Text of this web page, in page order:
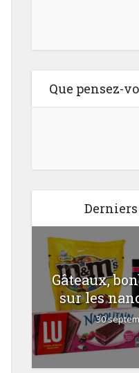
Que pensez-
Gâteaux,
sur les
30